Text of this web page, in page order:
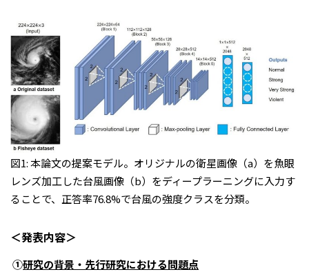
図1:本論文の提案モデル。オリジナルの衛星画像 （a） を魚眼
レンズ加工した台風画像 （b） をディープラーニングに入力す
ることで、正答率76.8%で台風の強度クラスを分類。
＜発表内容＞
①研究の背景・先行研究における問題点